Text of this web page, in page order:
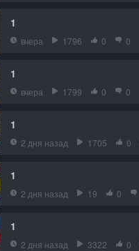
1
вчера 1796 0 0
1
вчера 1799 0 0
1
2 дня назад 1705 0
1
2 дня назад 19 0
1
2 дня назад 3322 0